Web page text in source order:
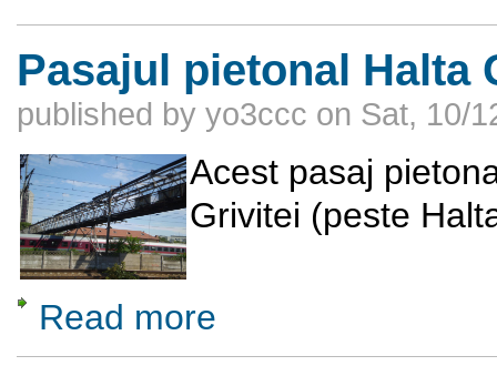
Pasajul pietonal Halta
published by yo3ccc on Sat, 10/
Acest pasaj
Grivitei (peste
Read more